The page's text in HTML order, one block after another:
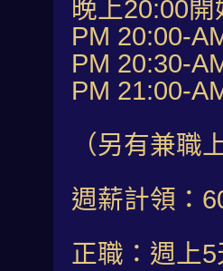
晚上20:00開
PM 20:00-
PM 20:30-
PM 21:00-
（另有兼職
週薪計領：
正職：週上